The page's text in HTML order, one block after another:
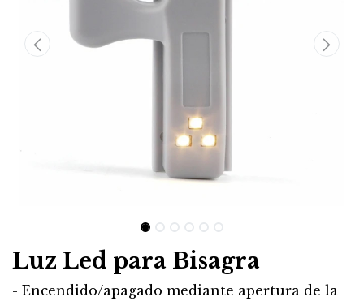
Luz Led para Bisagra
- Encendido/apagado mediante apertura de la